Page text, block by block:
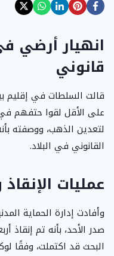
انهيار أرضي
قانوني
على الأقل لقوا حتفهم
لتعدين الذهب، ووصفته
القانوني في البلاد.
عمليات
وأفادت إدارة الحماية
صدر الأحد، بأنه تم إنقاذ
البحث قد اكتملت، وفقًا